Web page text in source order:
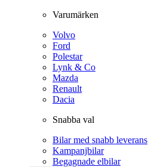
Varumärken
Volvo
Ford
Polestar
Lynk & Co
Mazda
Renault
Dacia
Snabba val
Bilar med snabb leverans
Kampanjbilar
Begagnade elbilar